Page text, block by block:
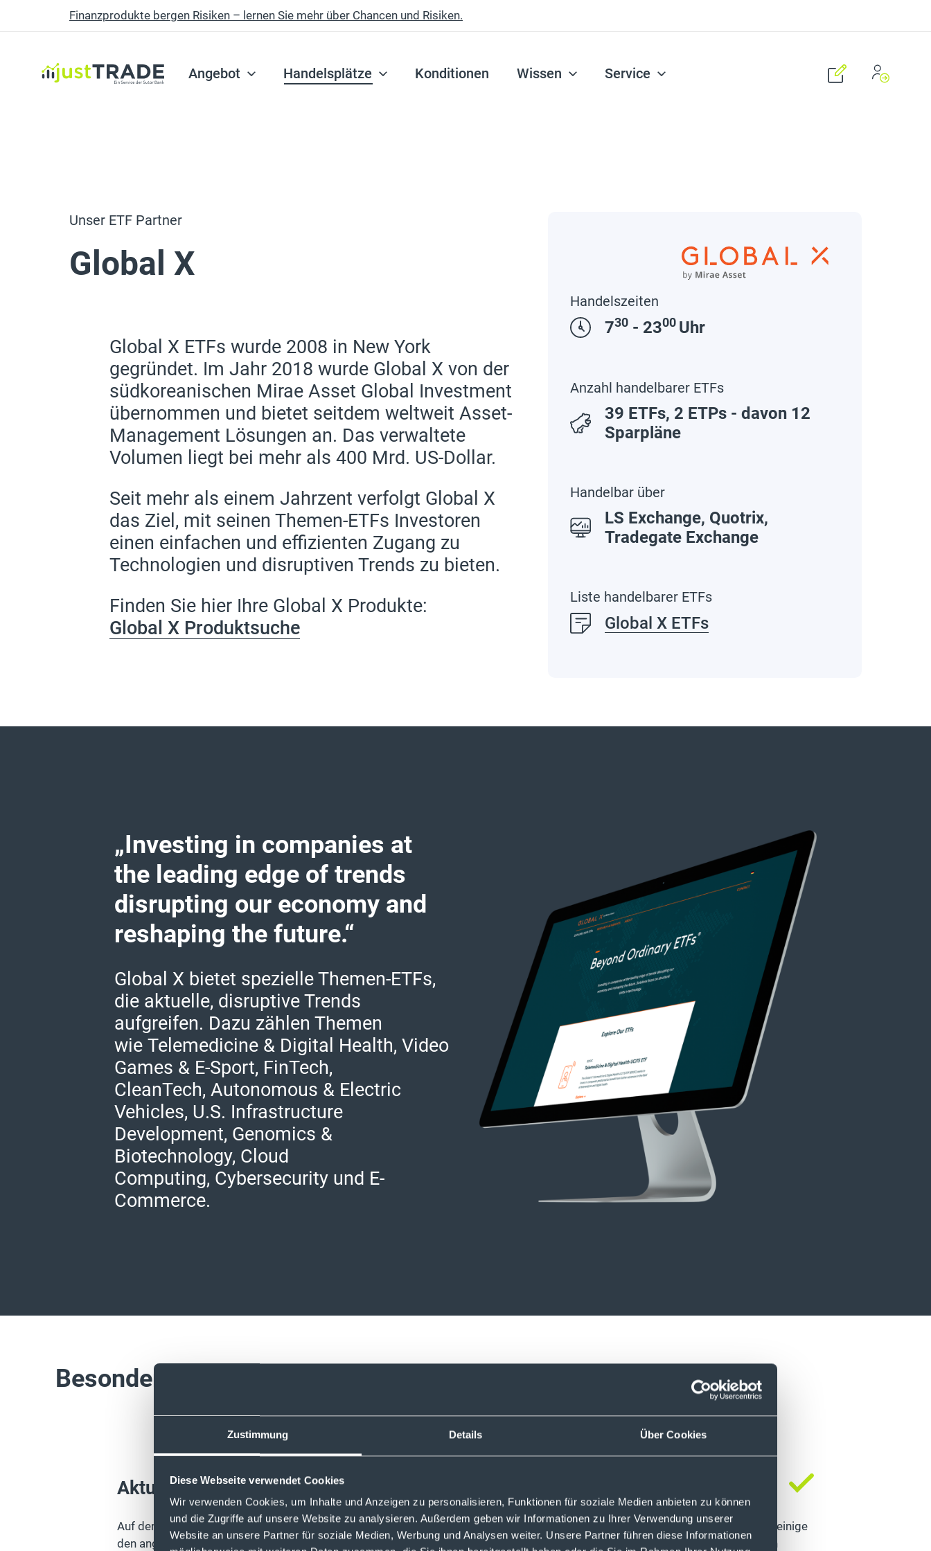
Zustimmung Details Über Cookies
Diese Webseite verwendet Cookies
Wir verwenden Cookies, um Inhalte und Anzeigen zu personalisieren, Funktionen für soziale Medien anbieten zu können
und die Zugriffe auf unsere Website zu analysieren. Außerdem geben wir Informationen zu Ihrer Verwendung unserer
Website an unsere Partner für soziale Medien, Werbung und Analysen weiter. Unsere Partner führen diese Informationen
Finanzprodukte bergen Risiken – lernen Sie mehr über Chancen und Risiken.
Angebot Handelsplätze Konditionen Wissen Service
Unser ETF Partner
Global X
Global X ETFs wurde 2008 in New York
gegründet. Im Jahr 2018 wurde Global X von der
südkoreanischen Mirae Asset Global Investment
übernommen und bietet seitdem weltweit Asset-
Management Lösungen an. Das verwaltete
Volumen liegt bei mehr als 400 Mrd. US-Dollar.
Seit mehr als einem Jahrzent verfolgt Global X
das Ziel, mit seinen Themen-ETFs Investoren
einen einfachen und effizienten Zugang zu
Technologien und disruptiven Trends zu bieten.
Finden Sie hier Ihre Global X Produkte:
Global X Produktsuche
Handelszeiten
730- 2300 Uhr
Anzahl handelbarer ETFs
39 ETFs, 2 ETPs - davon 12
Sparpläne
Handelbar über
LS Exchange, Quotrix,
Tradegate Exchange
Liste handelbarer ETFs
Global X ETFs
„Investing in companies at
the leading edge of trends
disrupting our economy and
reshaping the future.“
Global X bietet spezielle Themen-ETFs,
die aktuelle, disruptive Trends
aufgreifen. Dazu zählen Themen
wie Telemedicine & Digital Health, Video
Games & E-Sport, FinTech,
CleanTech, Autonomous & Electric
Vehicles, U.S. Infrastructure
Development, Genomics &
Biotechnology, Cloud
Computing, Cybersecurity und E-
Commerce.
Besonderheiten unseres Partners Global X
Aktuelle Markttrends
Auf der Webseite bietet Global XResearch und Insights zu
den angebotenen ETF-Themenschwerpunkten an.
Global X bietet unterhttps://globalxetfs.eu/research/
einige
Erklärvideos an, die die Hintergründe und von aktuellen